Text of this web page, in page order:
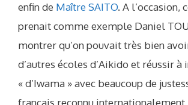
enfin de Maître SAITO. A l’occasion,
prenait comme exemple Daniel
montrer qu’on pouvait très bien
d’autres écoles d’Aikido et réussir
« d’Iwama » avec beaucoup de
français reconnu